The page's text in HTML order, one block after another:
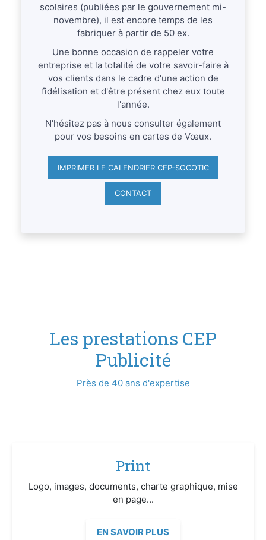
scolaires (publiées par le gouvernement mi-
novembre), il est encore temps de les
fabriquer à partir de 50 ex.
Une bonne occasion de rappeler votre
entreprise et la totalité de votre savoir-faire à
vos clients dans le cadre d'une action de
fidélisation et d'être présent chez eux toute
l'année.
N'hésitez pas à nous consulter également
pour vos besoins en cartes de Vœux.
IMPRIMER LE CALENDRIER CEP-SOCOTIC
CONTACT
Les prestations CEP
Publicité
Près de 40 ans d'expertise
Print
Logo, images, documents, charte graphique, mise
en page...
EN SAVOIR PLUS